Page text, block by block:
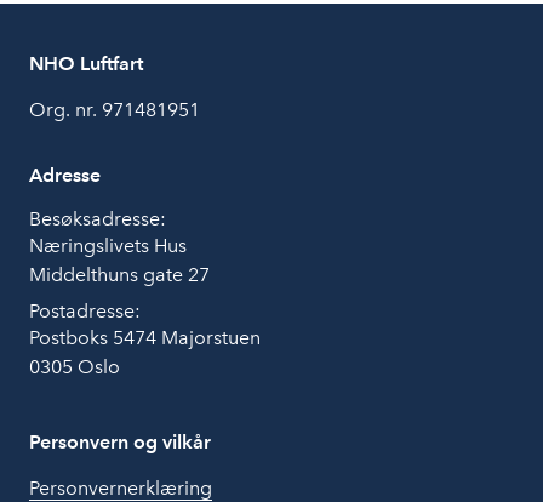
NHO Luftfart
Org. nr. 971481951
Adresse
Besøksadresse:
Næringslivets Hus
Middelthuns gate 27
Postadresse:
Postboks 5474 Majorstuen
0305 Oslo
Personvern og vilkår
Personvernerklæring